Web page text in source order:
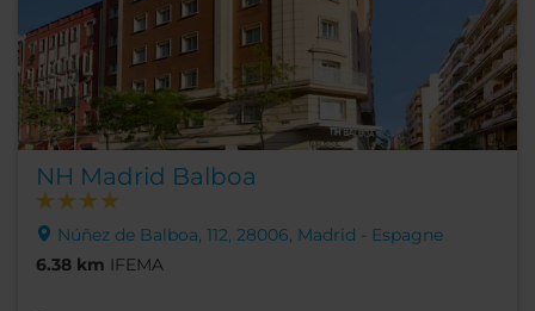
NH Madrid Balboa
Núñez de Balboa, 112, 28006, Madrid - Espagne
6.38 km IFEMA